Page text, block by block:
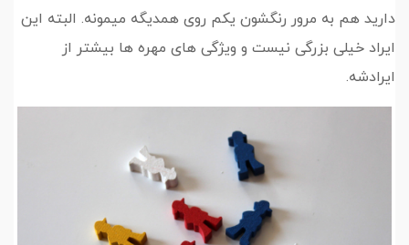
دارید هم به مرور رنگشون یکم روی همدیگه میمونه. البته این
ایراد خیلی بزرگی نیست و ویژگی های مهره ها بیشتر از
ایرادشه.